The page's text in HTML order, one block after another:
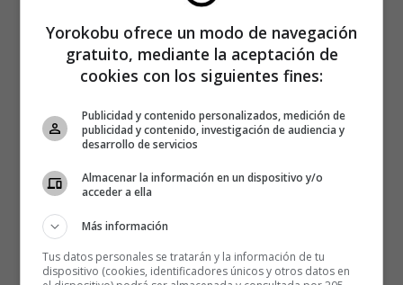
El cambio más profundo que ha
Yorokobu ofrece un modo de navegación
gratuito, mediante la aceptación de
cookies con los siguientes fines:
Publicidad y contenido personalizados, medición de
publicidad y contenido, investigación de audiencia y
desarrollo de servicios
Almacenar la información en un dispositivo y/o
acceder a ella
Más información
Tus datos personales se tratarán y la información de tu
dispositivo (cookies, identificadores únicos y otros datos en